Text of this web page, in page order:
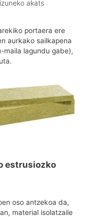
akats
portaera ere
aurkako sailkapena
maila lagundu gabe),
estrusiozko
oso antzekoa da,
material isolatzaile